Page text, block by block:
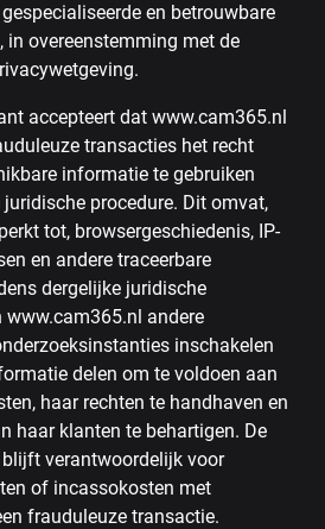
en betrouwbare
in overeenstemming met de
accepteert dat www.cam365.nl
transacties het recht
informatie te gebruiken
juridische procedure. Dit omvat,
tot, browsergeschiedenis, IP-
en andere traceerbare
dergelijke juridische
www.cam365.nl andere
inschakelen
delen om te voldoen aan
haar rechten te handhaven en
haar klanten te behartigen. De
verantwoordelijk voor
of incassokosten met
frauduleuze transactie.